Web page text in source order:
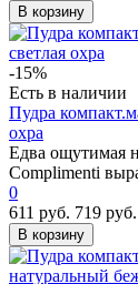
В корзину
-15%
Есть в наличии
Пудра
охра
Едва ощутимая
Complimenti
0
611 руб. 719 руб.
В корзину